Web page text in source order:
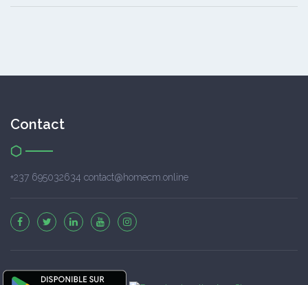
Contact
+237 695032634 contact@homecm.online